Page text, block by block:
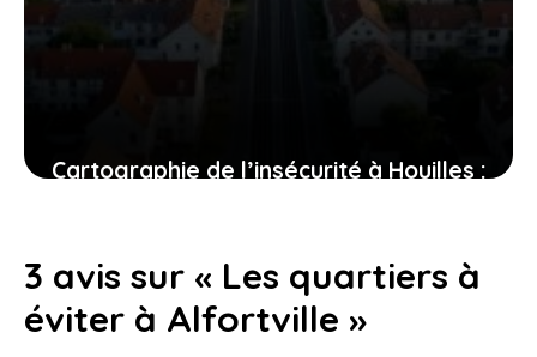
Cartographie de l’insécurité à Houilles :
23 juillet 2026
3 avis sur « Les quartiers à
éviter à Alfortville »